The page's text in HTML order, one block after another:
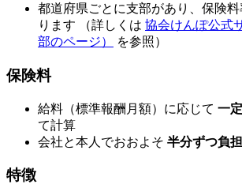
都道府県ごとに支部があり、保険
ります （詳しくは 協会けんぽ公式
部のページ）
を参照）
保険料
給料（標準報酬月額）に応じて 一
て計算
会社と本人でおおよそ 半分ずつ負担
特徴